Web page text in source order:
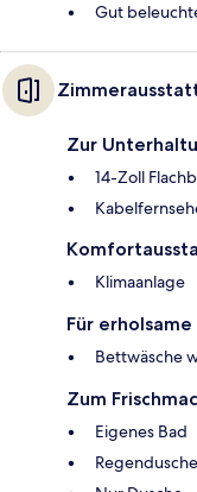
Gut
Zur
14-Zoll
Klimaanlage
Für
Bettwäsche
Zum
Eigenes Bad
Regendusche